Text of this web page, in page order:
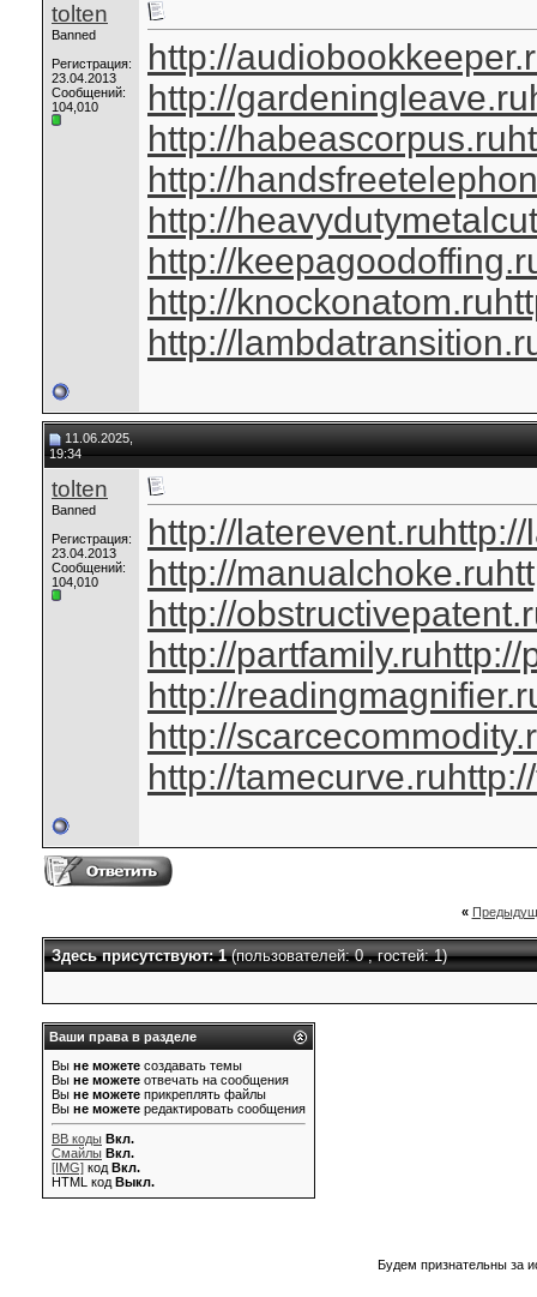
tolten
Banned
Регистрация:
23.04.2013
Сообщений:
104,010
http://
http://gardeningleave.ru
http://habeascorpus.ru
http://
http://
http://
http://knockonatom.ru
http://
11.06.2025,
19:34
tolten
Banned
Регистрация:
23.04.2013
Сообщений:
104,010
http://laterevent.ru
http://manualchoke.ru
http://
http://partfamily.ruhttp://
http://
http://
http://tamecurve.ru
«
Здесь присутствуют: 1(пользователей: 0 , гостей: 1)
Ваши права в разделе
Вы не можете создавать темы
Вы не можете отвечать на сообщения
Вы не можете прикреплять файлы
Вы не можете редактировать сообщения
BB коды Вкл.
Смайлы Вкл.
[IMG] код Вкл.
HTML код Выкл.
Будем признательны за